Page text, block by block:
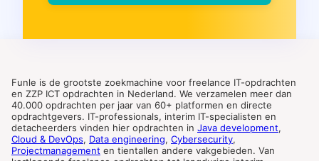
Funle is de grootste zoekmachine voor freelance IT-opdrachten
en ZZP ICT opdrachten in Nederland. We verzamelen meer dan
40.000 opdrachten per jaar van 60+ platformen en directe
opdrachtgevers. IT-professionals, interim IT-specialisten en
detacheerders vinden hier opdrachten in Java development,
Cloud & DevOps, Data engineering, Cybersecurity,
Projectmanagement en tientallen andere vakgebieden. Van